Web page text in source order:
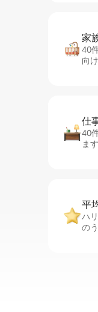
家
40
向
仕
40
ます
平
ハ
の